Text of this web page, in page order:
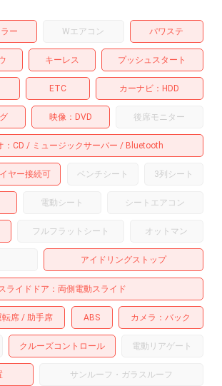
ー Wエアコン パワステ
キーレス プッシュスタート
ETC カーナビ HDD
映像 DVD 後席モニター
CD ミュージックサーバー Bluetooth
ヤー接続可 ベンチシート 3列シート
電動シート シートエアコン
フルフラットシート オットマン
アイドリングストップ
スライドドア 両側電動スライド
転席 助手席 ABS カメラ バック
クルーズコントロール 電動リアゲート
サンルーフ・ガラスルーフ